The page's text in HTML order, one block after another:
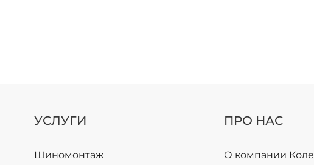
УСЛУГИ
Шиномонтаж
ПРО НАС
О компании